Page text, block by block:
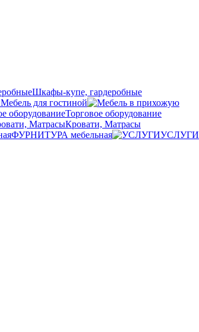
Шкафы-купе, гардеробные
Мебель для гостиной
Торговое оборудование
Кровати, Матрасы
ФУРНИТУРА мебельная УСЛУГИ